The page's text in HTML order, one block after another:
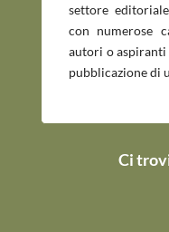
settore
con numerose
autori o
pubblicazione di
Ci